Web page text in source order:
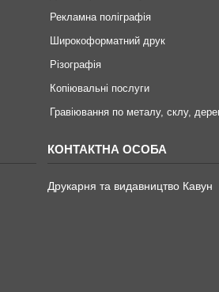
Рекламна поліграфія
Широкоформатний друк
Різографія
Копіювальні послуги
Гравіювання по металу, склу,
Друкарня та видавництво Кавун